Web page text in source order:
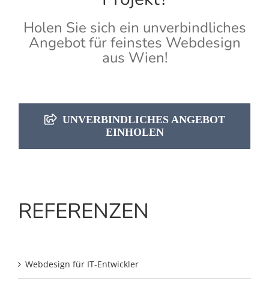
Holen Sie sich ein unverbindliches
Angebot für feinstes Webdesign
aus Wien!
UNVERBINDLICHES ANGEBOT
EINHOLEN
REFERENZEN
Webdesign für IT-Entwickler